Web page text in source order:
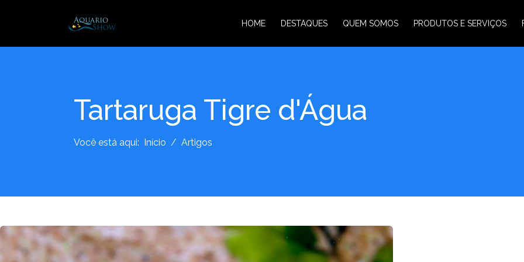
HOME DESTAQUES QUEM SOMOS PRODUTOS E SERVIÇOS
Tartaruga Tigre d'Água
Você está aqui: Início Artigos